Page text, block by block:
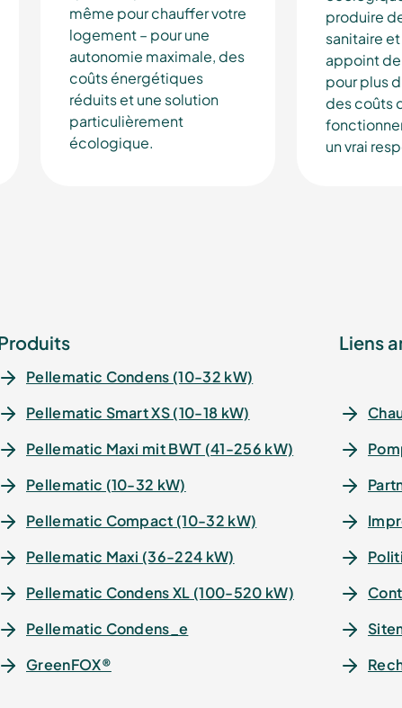
même pour chauffer votre
logement – pour une
autonomie maximale, des
coûts énergétiques
réduits et une solution
particulièrement
écologique.
produire
sanitaire et
appoint
pour plus
des coûts
un vrai
Pellematic Condens (10-32 kW)
Pellematic Smart XS (10-18 kW)
Pellematic Maxi mit BWT (41-256 kW)
Pellematic (10-32 kW)
Pellematic Compact (10-32 kW)
Pellematic Maxi (36-224 kW)
Pellematic Condens XL (100-520 kW)
Pellematic Condens_e
GreenFOX®
Liens